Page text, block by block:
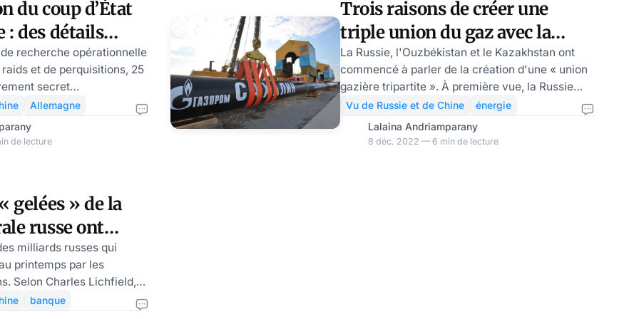
propres idées, et le FMI, l'OMS, l'OMC, et bien
d'autres structures créées par les États-Unis,
du coup d’État
: des détails
Ekaterina
recherche opérationnelle
et de perquisitions, 25
secret
été arrêtés dans onze
On dit qu'un vaste
de haut rang « maillé »
!). Ce ne sont donc pas
parias. Cet article initialeme
Allemagne
de lecture
Trois raisons de créer une
triple union du gaz avec la
participation de la Fédération
de Russie, par Olga Samofalova
La Russie, l'Ouzbékistan et le Kazakhstan ont
commencé à parler de la création d'une « union
gazière tripartite ». À première vue, la Russie
entretient des relations si étroites avec ces
voisins qu'on ne voit pas pourquoi il faudrait
créer une telle alliance. Cependant, les experts
Vu de Russie et de Chine
énergie
Lalaina Andriamparany
8 déc. 2022 — 6 min de lecture
gelées » de la
russe ont
des banques
milliards russes qui
printemps par les
Selon Charles Lichfield,
de géoéconomie au
sur les 300 milliards de
banque